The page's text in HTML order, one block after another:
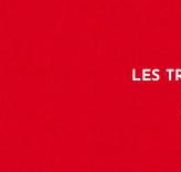
LES